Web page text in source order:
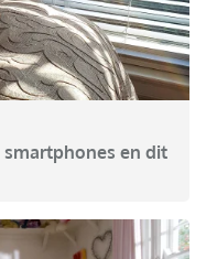
smartphones en dit